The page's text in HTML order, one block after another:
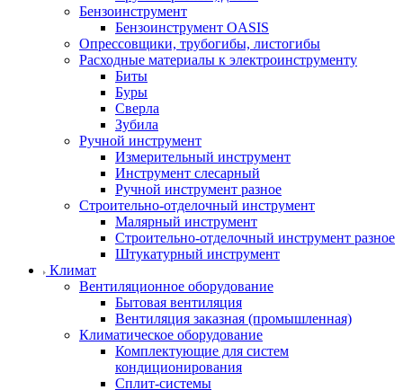
Бензоинструмент
Бензоинструмент OASIS
Опрессовщики, трубогибы, листогибы
Расходные материалы к электроинструменту
Биты
Буры
Сверла
Зубила
Ручной инструмент
Измерительный инструмент
Инструмент слесарный
Ручной инструмент разное
Строительно-отделочный инструмент
Малярный инструмент
Строительно-отделочный инструмент разное
Штукатурный инструмент
Климат
Вентиляционное оборудование
Бытовая вентиляция
Вентиляция заказная (промышленная)
Климатическое оборудование
Комплектующие для систем
кондиционирования
Сплит-системы